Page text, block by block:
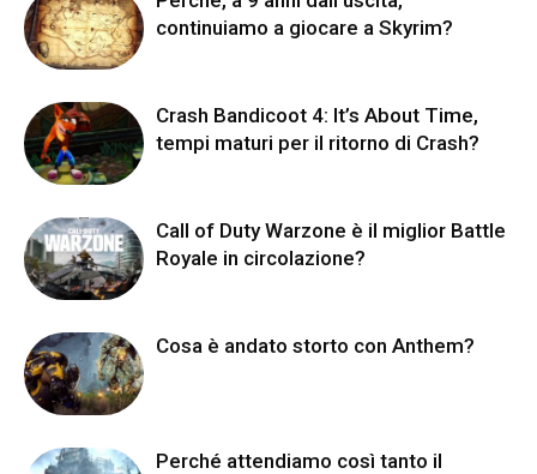
continuiamo a giocare a Skyrim?
Crash Bandicoot 4: It’s About Time,
tempi maturi per il ritorno di Crash?
Call of Duty Warzone è il miglior Battle
Royale in circolazione?
Cosa è andato storto con Anthem?
Perché attendiamo così tanto il